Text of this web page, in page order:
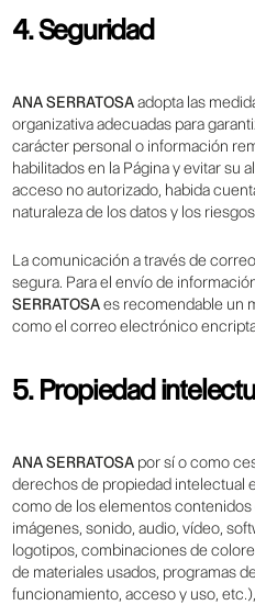
4. Seguridad
ANA SERRATOSAadopta las
organizativa adecuadas para
carácter personal o información
habilitados en la Página y evitar su
acceso no autorizado, habida
naturaleza de los datos y los
La comunicación a través de
segura. Para el envío de
SERRATOSAes recomendable un
como el correo electrónico
5. Propiedad
ANA SERRATOSA por sí o como
derechos de propiedad intelectual
como de los elementos
imágenes, sonido, audio, vídeo,
logotipos, combinaciones de
de materiales usados, programas
funcionamiento, acceso y uso,